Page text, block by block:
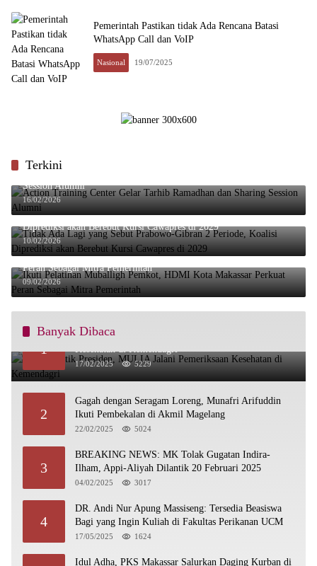
Pemerintah Pastikan tidak Ada Rencana Batasi
WhatsApp Call dan VoIP
Nasional 19/07/2025
Terkini
Action Training Center Gelar Tarhib Ramadhan dan Sharing
Session Alumni
16/02/2026
Tidak Ada Lagi yang Sebut Prabowo-Gibran 2 Periode, Koalisi
Diprediksi akan Berebut Kursi Cawapres di 2029
10/02/2026
Ikuti Pelatihan Muballigh Pemkot, HDMI Kota Makassar Perkuat
Peran Sebagai Mitra Pemerintah
09/02/2026
Banyak Dibaca
1
Siap Dilantik Presiden, MULIA Jalani Pemeriksaan
Kesehatan di Kemendagri
17/02/2025 5229
2
Gagah dengan Seragam Loreng, Munafri Arifuddin
Ikuti Pembekalan di Akmil Magelang
22/02/2025 5024
3
BREAKING NEWS: MK Tolak Gugatan Indira-
Ilham, Appi-Aliyah Dilantik 20 Februari 2025
04/02/2025 3017
4
DR. Andi Nur Apung Massiseng: Tersedia Beasiswa
Bagi yang Ingin Kuliah di Fakultas Perikanan UCM
17/05/2025 1624
Idul Adha, PKS Makassar Salurkan Daging Kurban di